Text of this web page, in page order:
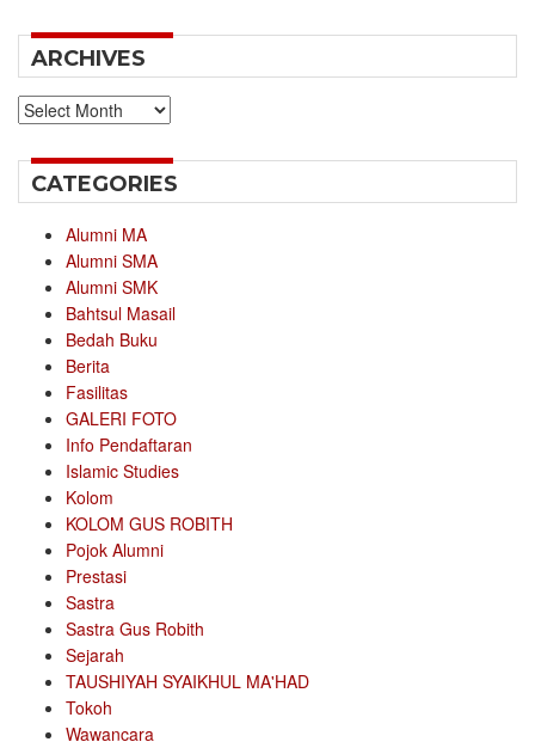
ARCHIVES
Archives
CATEGORIES
Alumni MA
Alumni SMA
Alumni SMK
Bahtsul Masail
Bedah Buku
Berita
Fasilitas
GALERI FOTO
Info Pendaftaran
Islamic Studies
Kolom
KOLOM GUS ROBITH
Pojok Alumni
Prestasi
Sastra
Sastra Gus Robith
Sejarah
TAUSHIYAH SYAIKHUL MA'HAD
Tokoh
Wawancara